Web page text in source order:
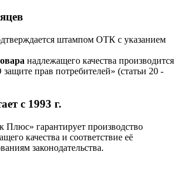
штампом ОТК с указанием
надлежащего качества производится
прав потребителей» (статьи 20 ‑
с 1993 г.
Плюс» гарантирует производство
качества и соответствие её
законодательства.